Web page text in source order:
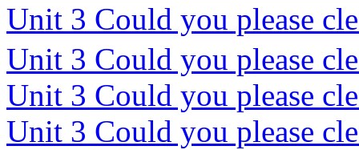
Unit 3 Could you please
Unit 3 Could you please
Unit 3 Could you please
Unit 3 Could you please